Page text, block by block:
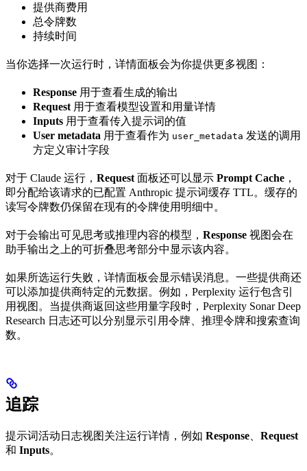
提供商费用
总令牌数
持续时间
当你选择一次运行时，详情面板会为你提供更多视图：
Response 用于查看生成的输出
Request 用于查看模型设置和用量详情
Inputs 用于查看传入提示词的值
User metadata 用于查看作为 user_metadata 发送的调用
方定义审计字段
对于 Claude 运行， Request 面板还可以显示 Prompt Cache ，
即分配给该请求的已配置 Anthropic 提示词缓存 TTL。缓存的
读写令牌数仍保留在现有的令牌使用明细中。
对于会输出可见思考或推理内容的模型， Response 视图会在
助手输出之上的可折叠思考部分中显示该内容。
如果所选运行失败，详情面板会显示错误消息。一些提供商还
可以添加提供商特定的元数据。例如，Perplexity 运行包含引
用视图。当提供商返回这些用量字段时，Perplexity Sonar Deep
Research 日志还可以分别显示引用令牌、推理令牌和搜索查询
数。
追踪
提示词活动日志视图关注运行详情，例如 Response
Request
和 Inputs。